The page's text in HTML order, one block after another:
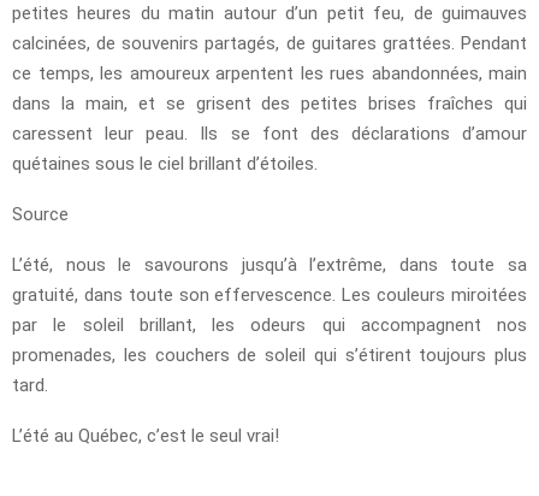
petites heures du matin autour d’un petit feu, de guimauves
calcinées, de souvenirs partagés, de guitares grattées. Pendant
ce temps, les amoureux arpentent les rues abandonnées, main
dans la main, et se grisent des petites brises fraîches qui
caressent leur peau. Ils se font des déclarations d’amour
quétaines sous le ciel brillant d’étoiles.
Source
L’été, nous le savourons jusqu’à l’extrême, dans toute sa
gratuité, dans toute son effervescence. Les couleurs miroitées
par le soleil brillant, les odeurs qui accompagnent nos
promenades, les couchers de soleil qui s’étirent toujours plus
tard.
L’été au Québec, c’est le seul vrai!